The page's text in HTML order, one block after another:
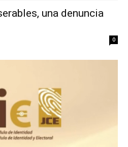
una denuncia
0